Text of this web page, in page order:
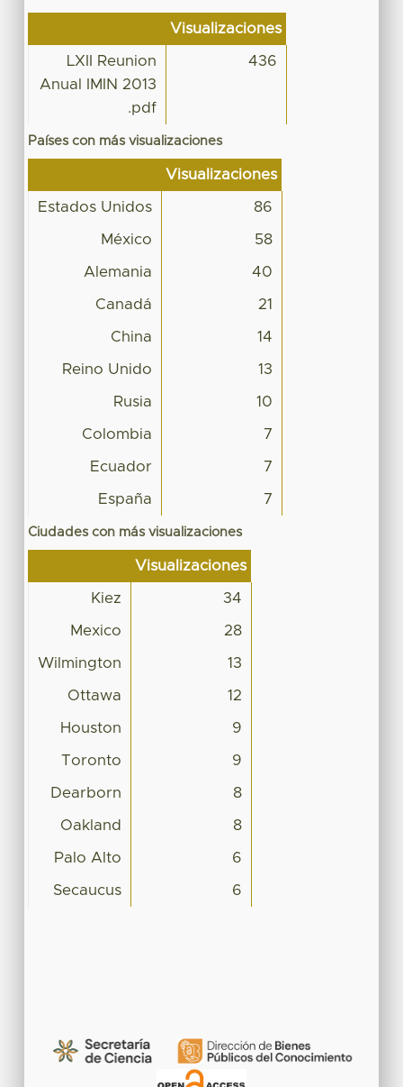
Visualizaciones
LXII Reunion
Anual IMIN 2013
.pdf
436
Países con más visualizaciones
Visualizaciones
Estados Unidos 86
México 58
Alemania 40
Canadá 21
China 14
Reino Unido 13
Rusia 10
Colombia 7
Ecuador 7
España 7
Ciudades con más visualizaciones
Visualizaciones
Kiez 34
Mexico 28
Wilmington 13
Ottawa 12
Houston 9
Toronto 9
Dearborn 8
Oakland 8
Palo Alto 6
Secaucus 6